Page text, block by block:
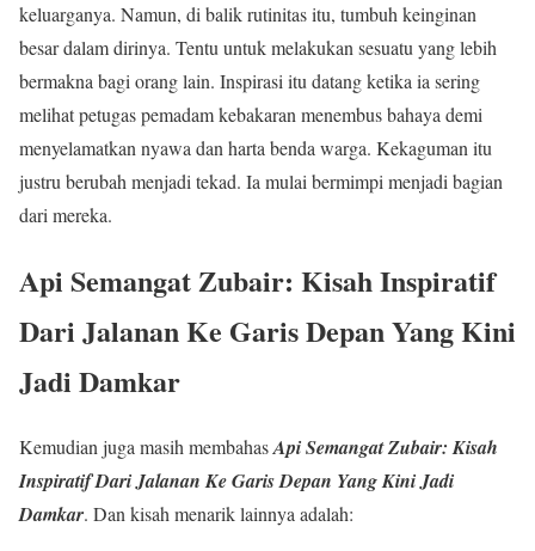
keluarganya. Namun, di balik rutinitas itu, tumbuh keinginan
besar dalam dirinya. Tentu untuk melakukan sesuatu yang lebih
bermakna bagi orang lain. Inspirasi itu datang ketika ia sering
melihat petugas pemadam kebakaran menembus bahaya demi
menyelamatkan nyawa dan harta benda warga. Kekaguman itu
justru berubah menjadi tekad. Ia mulai bermimpi menjadi bagian
dari mereka.
Api Semangat Zubair: Kisah Inspiratif
Dari Jalanan Ke Garis Depan Yang Kini
Jadi Damkar
Kemudian juga masih membahasApi Semangat Zubair: Kisah
Inspiratif Dari Jalanan Ke Garis Depan Yang Kini Jadi
Damkar. Dan kisah menarik lainnya adalah: